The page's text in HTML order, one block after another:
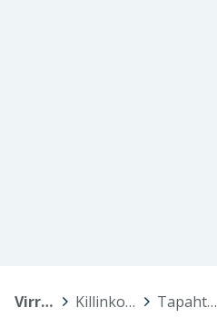
Virrat Killinkosken koulu > Tapahtumakalenteri